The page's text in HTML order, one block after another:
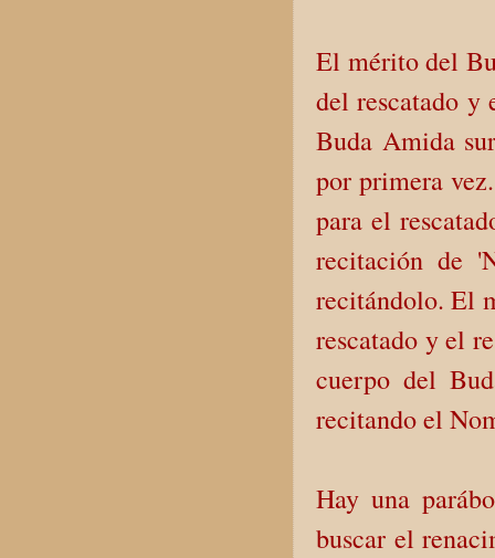
El mérito del
del rescatado y
Buda Amida
por primera
para el
recitación de
recitándolo. El
rescatado y el
cuerpo del
recitando el
Hay una
buscar el